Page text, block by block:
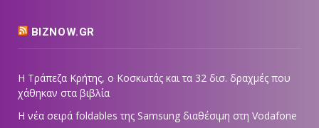
BIZNOW.GR
Η Τράπεζα Κρήτης, ο Κοσκωτάς και τα 32 δισ. δραχμές που
χάθηκαν στα βιβλία
Η νέα σειρά foldables της Samsung διαθέσιμη στη Vodafone